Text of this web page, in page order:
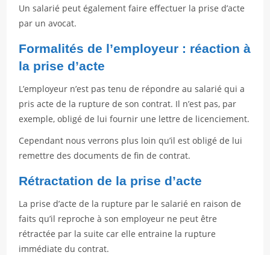
Un salarié peut également faire effectuer la prise d’acte
par un avocat.
Formalités de l’employeur : réaction à
la prise d’acte
L’employeur n’est pas tenu de répondre au salarié qui a
pris acte de la rupture de son contrat. Il n’est pas, par
exemple, obligé de lui fournir une lettre de licenciement.
Cependant nous verrons plus loin qu’il est obligé de lui
remettre des documents de fin de contrat.
Rétractation de la prise d’acte
La prise d’acte de la rupture par le salarié en raison de
faits qu’il reproche à son employeur ne peut être
rétractée par la suite car elle entraine la rupture
immédiate du contrat.